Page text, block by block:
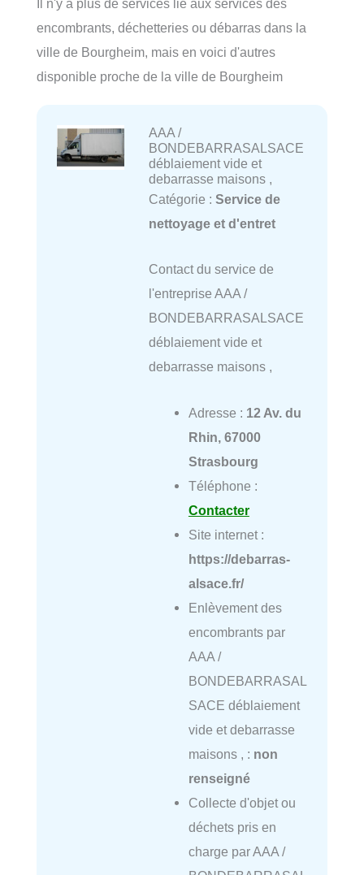
Il n'y a plus de services lié aux services des
encombrants, déchetteries ou débarras dans la
ville de Bourgheim, mais en voici d'autres
disponible proche de la ville de Bourgheim
AAA /
BONDEBARRASALSACE
déblaiement vide et
debarrasse maisons ,
Catégorie : Service de
nettoyage et d'entret
Contact du service de
l'entreprise AAA /
BONDEBARRASALSACE
déblaiement vide et
debarrasse maisons ,
Adresse : 12 Av. du
Rhin, 67000
Strasbourg
Téléphone :
Contacter
Site internet :
https://debarras-
alsace.fr/
Enlèvement des
encombrants par
AAA /
BONDEBARRASAL
SACE déblaiement
vide et debarrasse
maisons , : non
renseigné
Collecte d'objet ou
déchets pris en
charge par AAA /